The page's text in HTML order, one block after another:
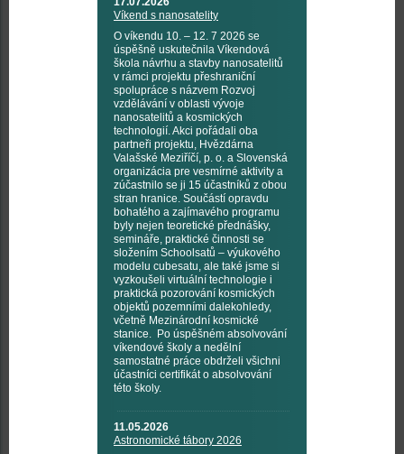
Víkend s nanosatelity
O víkendu 10. – 12. 7 2026 se
úspěšně uskutečnila Víkendová
škola návrhu a stavby nanosatelitů
v rámci projektu přeshraniční
spolupráce s názvem Rozvoj
vzdělávání v oblasti vývoje
nanosatelitů a kosmických
technologií. Akci pořádali oba
partneři projektu, Hvězdárna
Valašské Meziříčí, p. o. a Slovenská
organizácia pre vesmírné aktivity a
zúčastnilo se ji 15 účastníků z obou
stran hranice. Součástí opravdu
bohatého a zajímavého programu
byly nejen teoretické přednášky,
semináře, praktické činnosti se
složením Schoolsatů – výukového
modelu cubesatu, ale také jsme si
vyzkoušeli virtuální technologie i
praktická pozorování kosmických
objektů pozemními dalekohledy,
včetně Mezinárodní kosmické
stanice. Po úspěšném absolvování
víkendové školy a nedělní
samostatné práce obdrželi všichni
účastníci certifikát o absolvování
této školy.
11.05.2026
Astronomické tábory 2026